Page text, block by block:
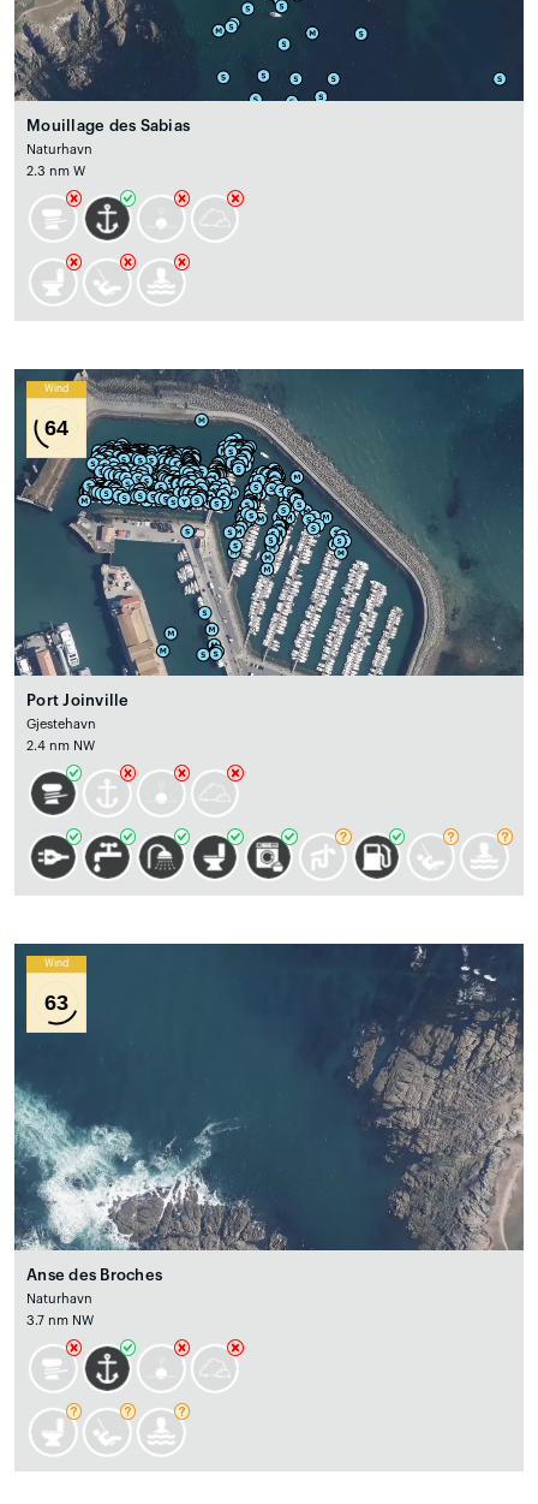
Mouillage des Sabias
Naturhavn
2.3 nm W
Wind
64
Port Joinville
Gjestehavn
2.4 nm NW
Wind
63
Anse des Broches
Naturhavn
3.7 nm NW